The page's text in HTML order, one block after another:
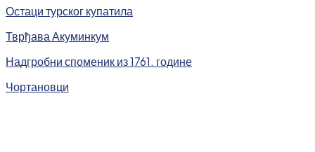
Остаци турског купатила
Тврђава Акуминкум
Надгробни споменик из 1761. године
Чортановци